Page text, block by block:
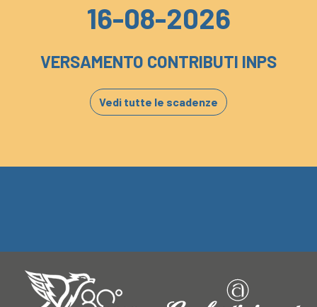
16-08-2026
VERSAMENTO CONTRIBUTI INPS
Vedi tutte le scadenze